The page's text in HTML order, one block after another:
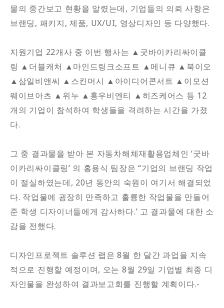
물의 중간보고 현황을 알렸는데, 기업들의 의뢰 사항은
브랜딩, 패키지, 제품, UX/UI, 영상디자인 등 다양했다.
지원기업 22개사 중 이번 행사는 ▲굿바이카리싸이클
링 ▲더블캐처 ▲마인드링크소프트 ▲메니큐 ▲북이오
▲삼일비앤씨 ▲스킨머시 ▲아이디어콘서트 ▲이모션
웨이브아츠 ▲위누 ▲홍우비엔티 ▲히즈케어스 등 12
개의 기업이 참석하여 학생들을 격려하는 시간을 가졌
다.
그 중 결과물을 받아 본 자동차해체재활용업체인 ‘굿바
이카리싸이클링’ 의 홍용식 팀장은 “기업의 브랜딩 작업
이 절실하였는데, 20년 동안의 숙원이 여기서 해결되었
다. 작업물에 굉장히 만족하고 훌륭한 작업물을 만들어
준 학생 디자이너들에게 감사하다.’ 고 결과물에 대한 소
감을 전했다.
디자인프로젝트 솔루션 랩은 8월 한 달간 과업을 지속
적으로 진행할 예정이며, 오는 8월 29일 기업별 최종 디
자인물을 완성하여 결과보고회를 진행할 계획이다.-